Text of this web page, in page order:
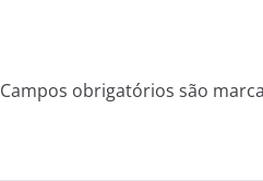
Campos obrigatórios são